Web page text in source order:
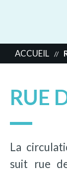
ACCUEIL //
RUE
La
suit rue